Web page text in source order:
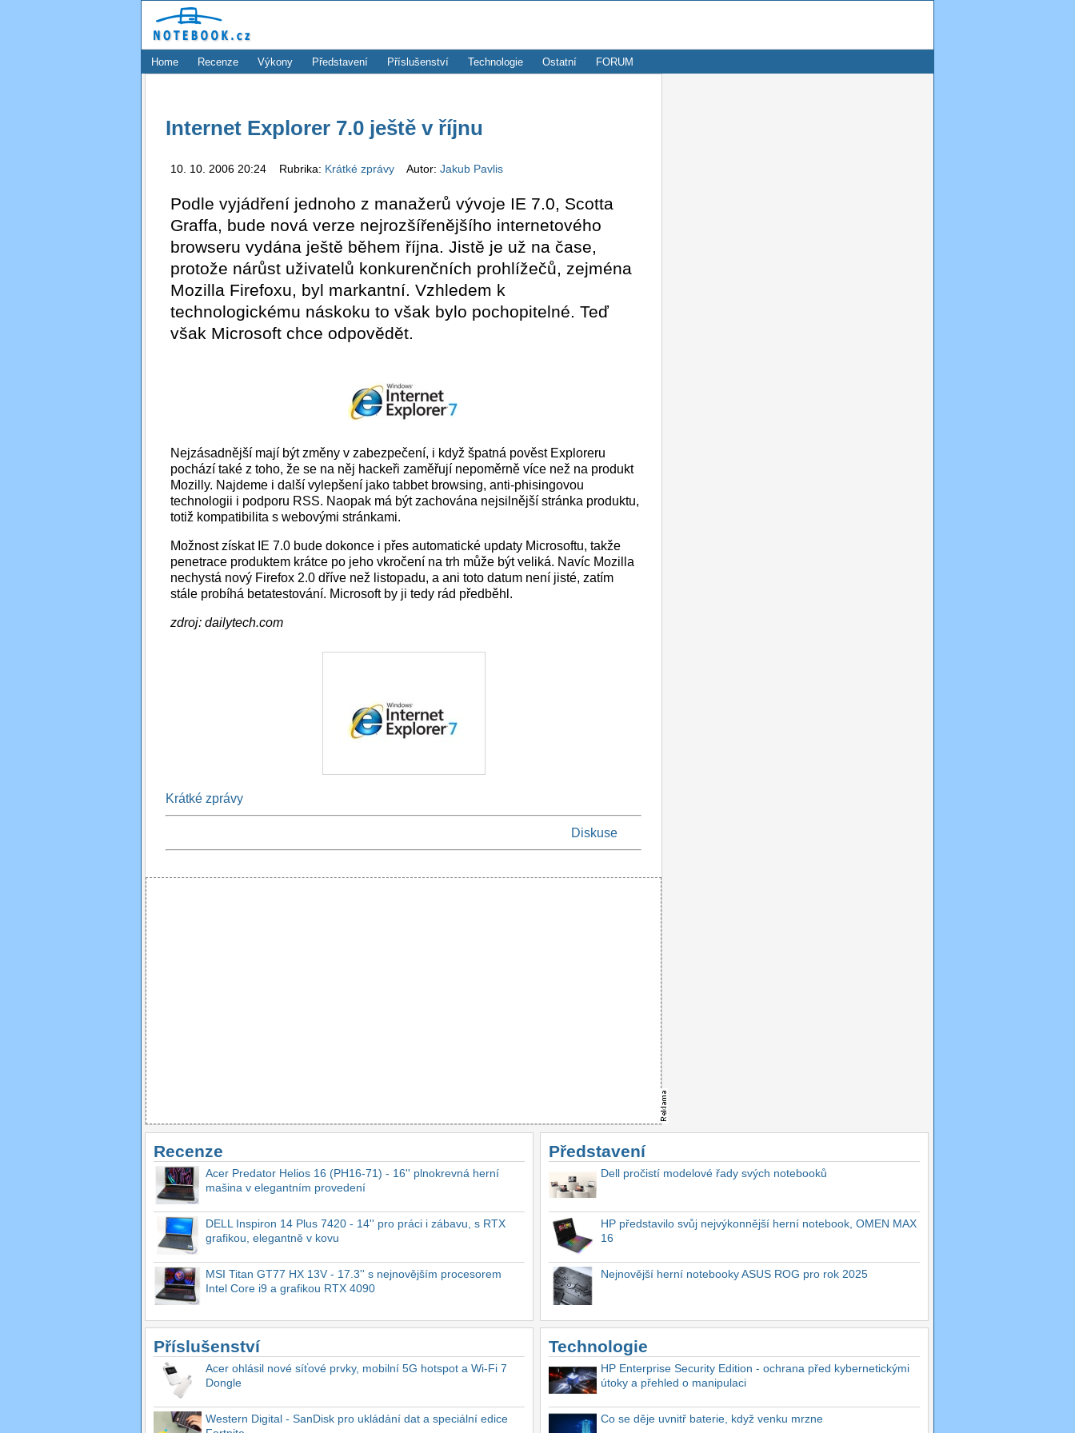
Home Recenze Výkony Představení Příslušenství Technologie Ostatní FORUM
Internet Explorer 7.0 ještě v říjnu
10. 10. 2006 20:24 Rubrika: Krátké zprávy Autor: Jakub Pavlis
Podle vyjádření jednoho z manažerů vývoje IE 7.0, Scotta
Graffa, bude nová verze nejrozšířenějšího internetového
browseru vydána ještě během října. Jistě je už na čase,
protože nárůst uživatelů konkurenčních prohlížečů, zejména
Mozilla Firefoxu, byl markantní. Vzhledem k
technologickému náskoku to však bylo pochopitelné. Teď
však Microsoft chce odpovědět.
Nejzásadnější mají být změny v zabezpečení, i když špatná pověst Exploreru
pochází také z toho, že se na něj hackeři zaměřují nepoměrně více než na produkt
Mozilly. Najdeme i další vylepšení jako tabbet browsing, anti-phisingovou
technologii i podporu RSS. Naopak má být zachována nejsilnější stránka produktu,
totiž kompatibilita s webovými stránkami.
Možnost získat IE 7.0 bude dokonce i přes automatické updaty Microsoftu, takže
penetrace produktem krátce po jeho vkročení na trh může být veliká. Navíc Mozilla
nechystá nový Firefox 2.0 dříve než listopadu, a ani toto datum není jisté, zatím
stále probíhá betatestování. Microsoft by ji tedy rád předběhl.
zdroj: dailytech.com
Krátké zprávy
Diskuse
Recenze
Acer Predator Helios 16 (PH16-71) - 16'' plnokrevná herní
mašina v elegantním provedení
DELL Inspiron 14 Plus 7420 - 14'' pro práci i zábavu, s RTX
grafikou, elegantně v kovu
MSI Titan GT77 HX 13V - 17.3'' s nejnovějším procesorem
Intel Core i9 a grafikou RTX 4090
Představení
Dell pročistí modelové řady svých notebooků
HP představilo svůj nejvýkonnější herní notebook, OMEN MAX
16
Nejnovější herní notebooky ASUS ROG pro rok 2025
Příslušenství
Acer ohlásil nové síťové prvky, mobilní 5G hotspot a Wi-Fi 7
Dongle
Western Digital - SanDisk pro ukládání dat a speciální edice
Technologie
HP Enterprise Security Edition - ochrana před kybernetickými
útoky a přehled o manipulaci
Co se děje uvnitř baterie, když venku mrzne